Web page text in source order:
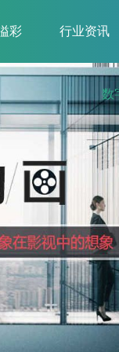
彩 行业资讯
数